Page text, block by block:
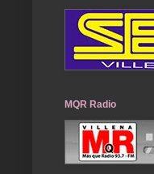
MQR Radio